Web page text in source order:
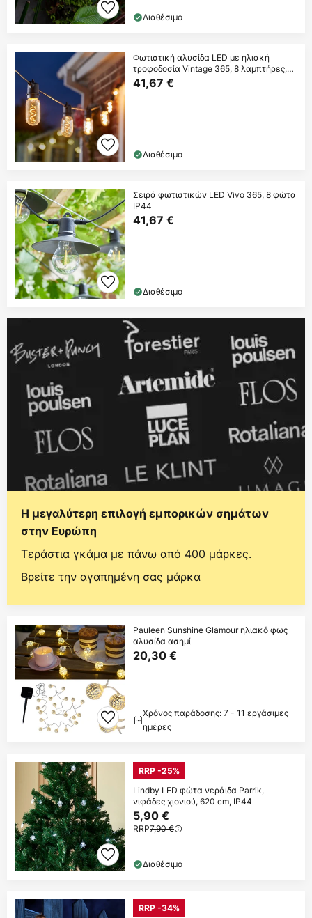
Διαθέσιμο
Φωτιστική αλυσίδα LED με ηλιακή
τροφοδοσία Vintage 365, 8 λαμπτήρες,
γυαλί, IP44
41,67 €
Διαθέσιμο
Σειρά φωτιστικών LED Vivo 365, 8 φώτα
IP44
41,67 €
Διαθέσιμο
Η μεγαλύτερη επιλογή εμπορικών σημάτων
στην Ευρώπη
Τεράστια γκάμα με πάνω από 400 μάρκες.
Βρείτε την αγαπημένη σας μάρκα
Pauleen Sunshine Glamour ηλιακό φως
αλυσίδα ασημί
20,30 €
Χρόνος παράδοσης: 7 - 11 εργάσιμες
ημέρες
RRP -25%
Lindby LED φώτα νεράιδα Parrik,
νιφάδες χιονιού, 620 cm, IP44
5,90 €
RRP7,90 €
Διαθέσιμο
RRP -34%